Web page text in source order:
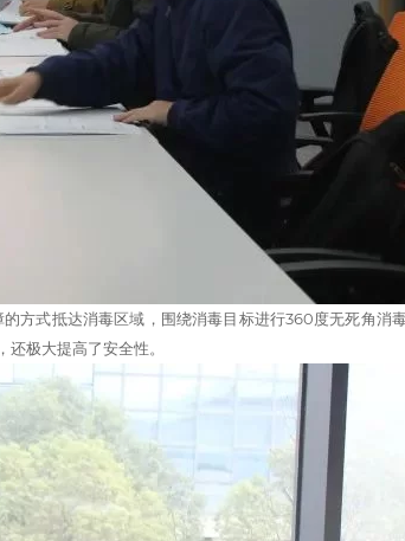
方式抵达消毒区域，围绕消毒目标进行360度无死角消
极大提高了安全性。